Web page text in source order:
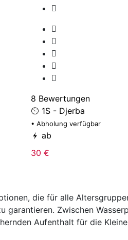
8 Bewertungen
1S - Djerba
• Abholung verfügbar
ab
30 €
die für alle
Zwischen
Aufenthalt für die